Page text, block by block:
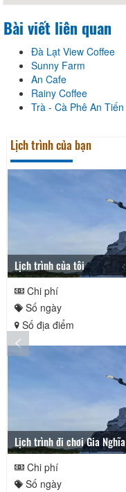
Bài viết liên quan
Đà Lạt View Coffee
Sunny Farm
An Cafe
Rainy Coffee
Trà - Cà Phê An Tiến
Lịch trình của bạn
Lịch trình của tôi
Chi phí
Số ngày
Số địa điểm
Lịch trình đi chơi Gia Nghĩa
Chi phí
Số ngày